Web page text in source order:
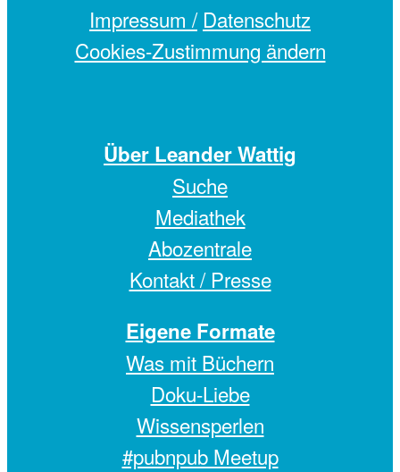
Impressum / Datenschutz
Cookies-Zustimmung ändern
Über Leander Wattig
Suche
Mediathek
Abozentrale
Kontakt / Presse
Eigene Formate
Was mit Büchern
Doku-Liebe
Wissensperlen
#pubnpub Meetup